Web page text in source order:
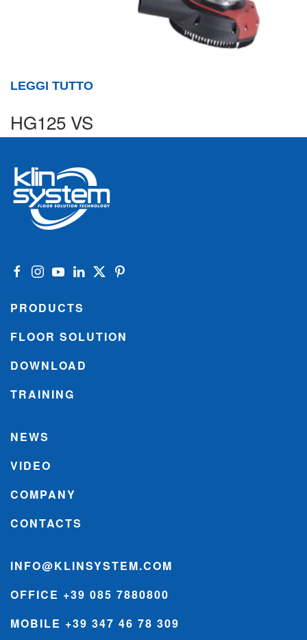
HG125 VS
LEGGI TUTTO
PRODUCTS
FLOOR SOLUTION
DOWNLOAD
TRAINING
NEWS
VIDEO
COMPANY
CONTACTS
INFO@KLINSYSTEM.COM
OFFICE +39 085 7880800
MOBILE +39 347 46 78 309